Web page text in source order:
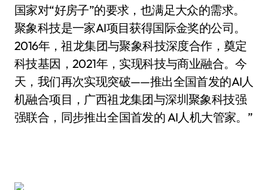
国家对“好房子”的要求，也满足大众的需求。
聚象科技是一家AI项目获得国际金奖的公司。
2016年，祖龙集团与聚象科技深度合作，奠定
科技基因，2021年，实现科技与商业融合。今
天，我们再次实现突破——推出全国首发的AI人
机融合项目，广西祖龙集团与深圳聚象科技强
强联合，同步推出全国首发的 AI人机大管家。”